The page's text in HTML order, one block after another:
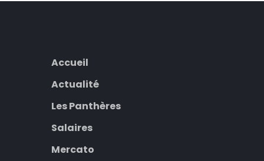
Accueil
Actualité
Les Panthères
Salaires
Mercato